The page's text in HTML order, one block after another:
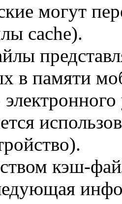
могут
cache).
в памяти
кэш-